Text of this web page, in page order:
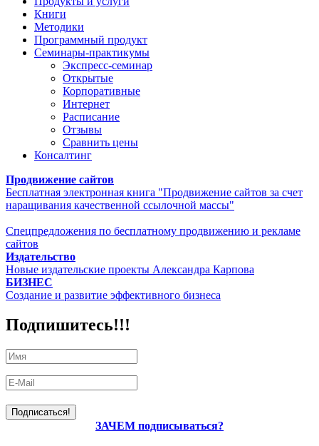
Книги
Методики
Программный продукт
Семинары-практикумы
Экспресс-семинар
Открытые
Корпоративные
Интернет
Расписание
Отзывы
Сравнить цены
Консалтинг
Продвижение сайтов
Бесплатная электронная книга "Продвижение сайтов за счет
наращивания качественной ссылочной массы"
Спецпредложения по бесплатному продвижению и рекламе
сайтов
Издательство
Новые издательские проекты Александра Карпова
БИЗНЕС
Создание и развитие эффективного бизнеса
Подпишитесь!!!
ЗАЧЕМ подписываться?